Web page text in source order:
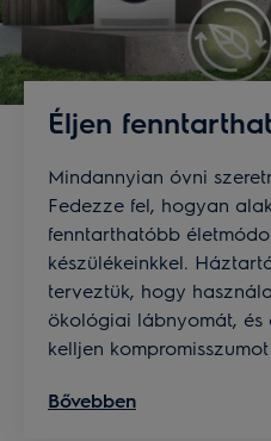
Éljen
Mindannyian óvni
Fedezze fel, hogyan
fenntarthatóbb
készülékeinkkel.
terveztük, hogy
ökológiai lábnyomát, és
kelljen
Bővebben